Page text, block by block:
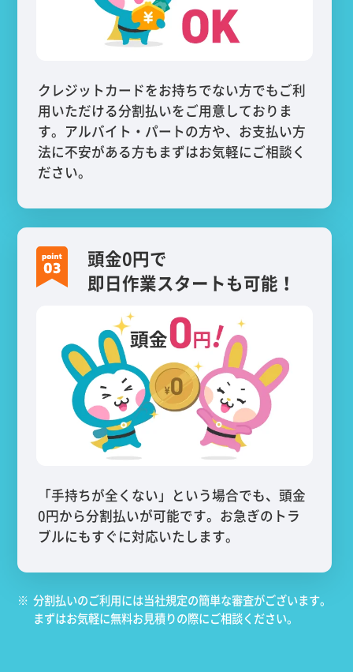
クレジットカードをお持ちでない方でもご利
用いただける分割払いをご用意しておりま
す。アルバイト・パートの方や、お支払い方
法に不安がある方もまずはお気軽にご相談く
ださい。
頭金0円で
即日作業スタートも可能！
「手持ちが全くない」という場合でも、頭金
0円から分割払いが可能です。お急ぎのトラ
ブルにもすぐに対応いたします。
※ 分割払いのご利用には当社規定の簡単な審査がございます。
まずはお気軽に無料お見積りの際にご相談ください。